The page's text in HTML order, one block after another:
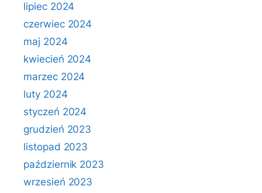
lipiec 2024
czerwiec 2024
maj 2024
kwiecień 2024
marzec 2024
luty 2024
styczeń 2024
grudzień 2023
listopad 2023
październik 2023
wrzesień 2023